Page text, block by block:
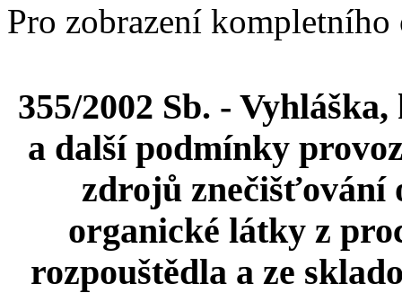
Pro zobrazení kompletního
355/2002 Sb. -
a další podmínky
zdrojů znečišťování
organické látky z
rozpouštědla a ze